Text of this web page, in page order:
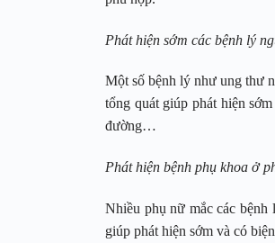
Phát hiện sớm các bệnh lý
Một số bệnh lý như ung thư
tổng quát giúp phát hiện
đường…
Phát hiện bệnh phụ khoa ở
Nhiều phụ nữ mắc các
giúp phát hiện sớm và có